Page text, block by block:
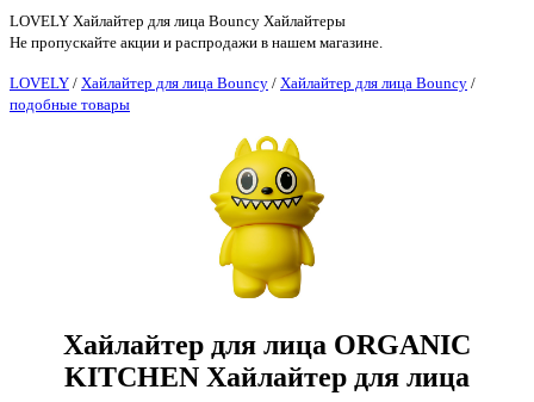
LOVELY Хайлайтер для лица Bouncy Хайлайтеры
Не пропускайте акции и распродажи в нашем магазине.
LOVELY / Хайлайтер для лица Bouncy / Хайлайтер для лица Bouncy /
подобные товары
Хайлайтер для лица ORGANIC
KITCHEN Хайлайтер для лица